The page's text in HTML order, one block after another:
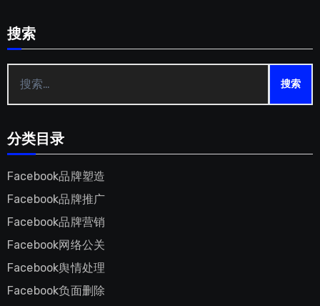
搜索
索：
分类目录
Facebook品牌塑造
Facebook品牌推广
Facebook品牌营销
Facebook网络公关
Facebook舆情处理
Facebook负面删除